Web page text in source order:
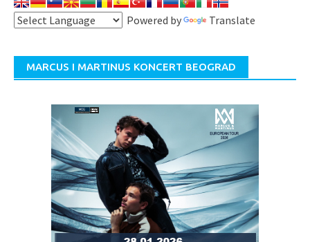
Powered by Translate
MARCUS I MARTINUS KONCERT BEOGRAD